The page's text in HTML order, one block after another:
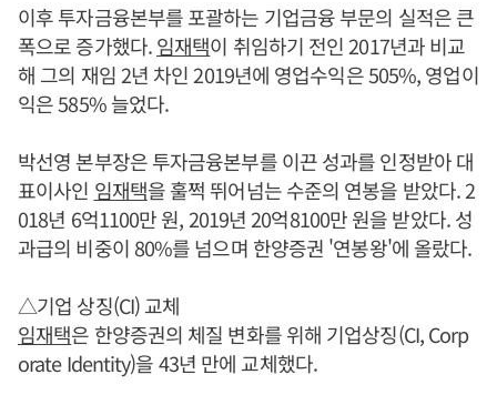
이후 투자금융본부를 포괄하는 기업금융 부문의 실적은 큰
폭으로 증가했다.임재택이 취임하기 전인 2017년과 비교
해 그의 재임 2년 차인 2019년에 영업수익은 505%, 영업이
익은 585% 늘었다.
박선영 본부장은 투자금융본부를 이끈 성과를 인정받아 대
표이사인 임재택을 훌쩍 뛰어넘는 수준의 연봉을 받았다. 2
018년 6억1100만 원, 2019년 20억8100만 원을 받았다. 성
과급의 비중이 80%를 넘으며 한양증권 '연봉왕'에 올랐다.
△기업 상징(CI) 교체
임재택은 한양증권의 체질 변화를 위해 기업상징(CI, Corp
orate Identity)을 43년 만에 교체했다.